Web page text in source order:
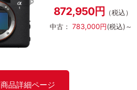
872,950円
（税込）
中古： 783,000円(税込)～
商品詳細ページ